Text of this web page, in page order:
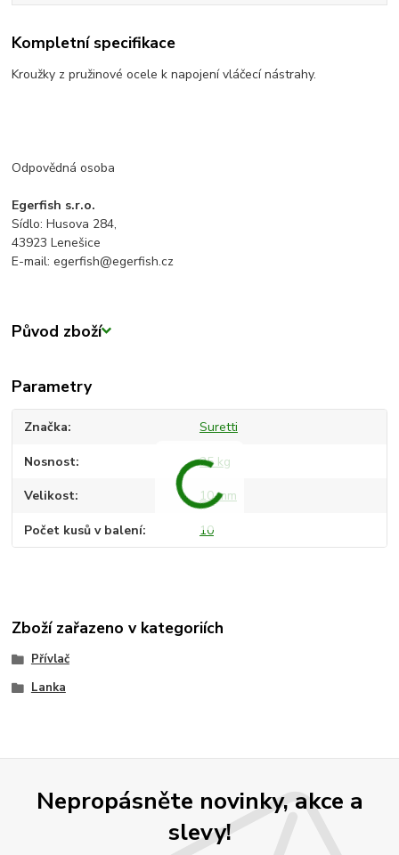
Kompletní specifikace
Kroužky z pružinové ocele k napojení vláčecí nástrahy.
Odpovědná osoba
Egerfish s.r.o.
Sídlo: Husova 284,
43923 Lenešice
E-mail: egerfish@egerfish.cz
Původ zboží
Parametry
Značka Suretti
Nosnost 25 kg
Velikost 10 mm
Počet kusů v balení 10
Zboží zařazeno v kategoriích
Přívlač
Lanka
Nepropásněte novinky, akce a
slevy!